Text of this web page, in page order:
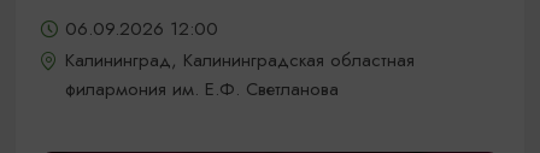
06.09.2026 12:00
Калининград, Калининградская областная
филармония им. Е.Ф. Светланова